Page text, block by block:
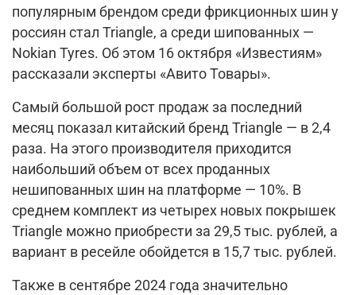
популярным брендом среди фрикционных шин у
россиян стал Triangle, а среди шипованных —
Nokian Tyres. Об этом 16 октября «Известиям»
рассказали эксперты «Авито Товары».
Самый большой рост продаж за последний
месяц показал китайский бренд Triangle — в 2,4
раза. На этого производителя приходится
наибольший объем от всех проданных
нешипованных шин на платформе — 10%. В
среднем комплект из четырех новых покрышек
Triangle можно приобрести за 29,5 тыс. рублей, а
вариант в ресейле обойдется в 15,7 тыс. рублей.
Также в сентябре 2024 года значительно